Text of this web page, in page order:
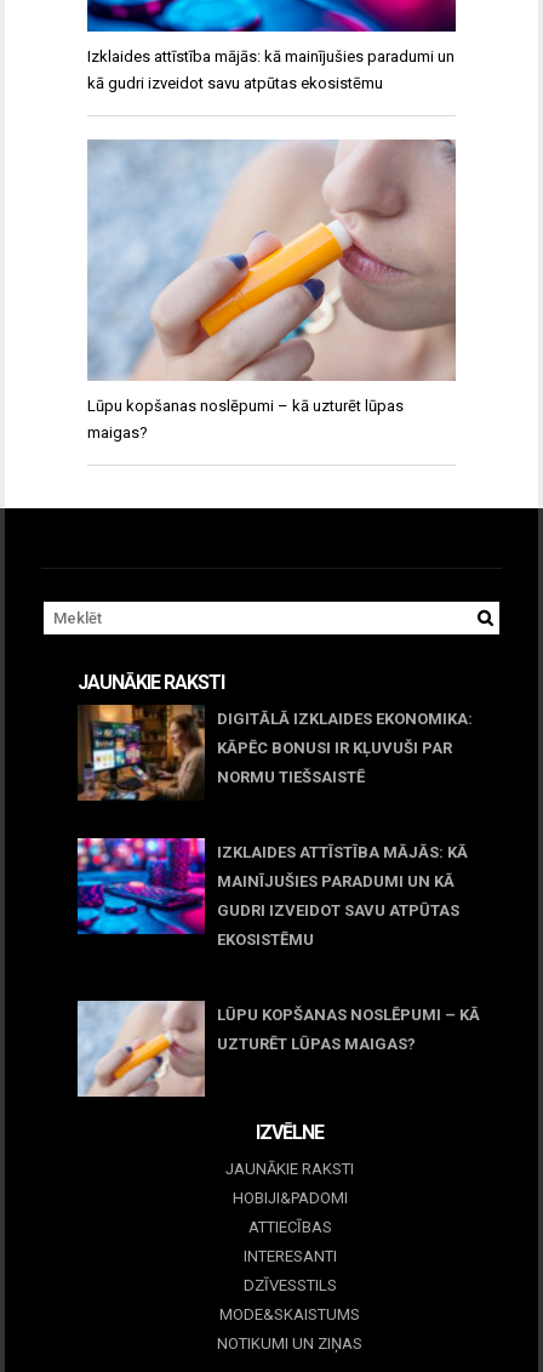
Izklaides attīstība mājās: kā mainījušies paradumi un
kā gudri izveidot savu atpūtas ekosistēmu
Lūpu kopšanas noslēpumi – kā uzturēt lūpas
maigas?
JAUNĀKIE RAKSTI
DIGITĀLĀ IZKLAIDES EKONOMIKA:
KĀPĒC BONUSI IR KĻUVUŠI PAR
NORMU TIEŠSAISTĒ
IZKLAIDES ATTĪSTĪBA MĀJĀS: KĀ
MAINĪJUŠIES PARADUMI UN KĀ
GUDRI IZVEIDOT SAVU ATPŪTAS
EKOSISTĒMU
LŪPU KOPŠANAS NOSLĒPUMI – KĀ
UZTURĒT LŪPAS MAIGAS?
IZVĒLNE
JAUNĀKIE RAKSTI
HOBIJI&PADOMI
ATTIECĪBAS
INTERESANTI
DZĪVESSTILS
MODE&SKAISTUMS
NOTIKUMI UN ZIŅAS